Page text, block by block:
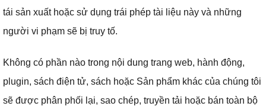
tái sản xuất hoặc sử dụng trái phép tài liệu này và những
người vi phạm sẽ bị truy tố.
Không có phần nào trong nội dung trang web, hành động,
plugin, sách điện tử, sách hoặc Sản phẩm khác của chúng tôi
sẽ được phân phối lại, sao chép, truyền tải hoặc bán toàn bộ